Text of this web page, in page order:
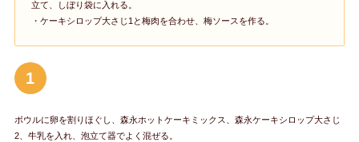
立て、しぼり袋に入れる。
・ケーキシロップ大さじ1と梅肉を合わせ、梅ソースを作る。
1
ボウルに卵を割りほぐし、森永ホットケーキミックス、森永ケーキシロップ大さじ
2、牛乳を入れ、泡立て器でよく混ぜる。